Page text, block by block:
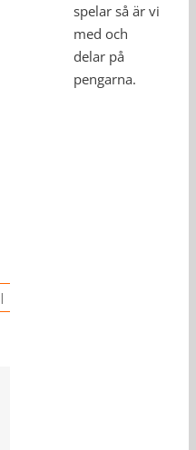
|
spelar så är vi
med och
delar på
pengarna.